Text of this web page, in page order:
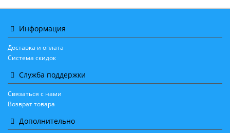
Информация
Доставка и оплата
Система скидок
Служба поддержки
Связаться с нами
Возврат товара
Дополнительно